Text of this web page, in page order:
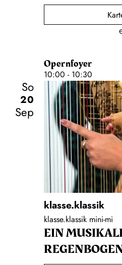
€
Opernfoyer
10:00 - 10:30
So
20
Sep
klasse.klassik
klasse.klassik mini-mi
EIN